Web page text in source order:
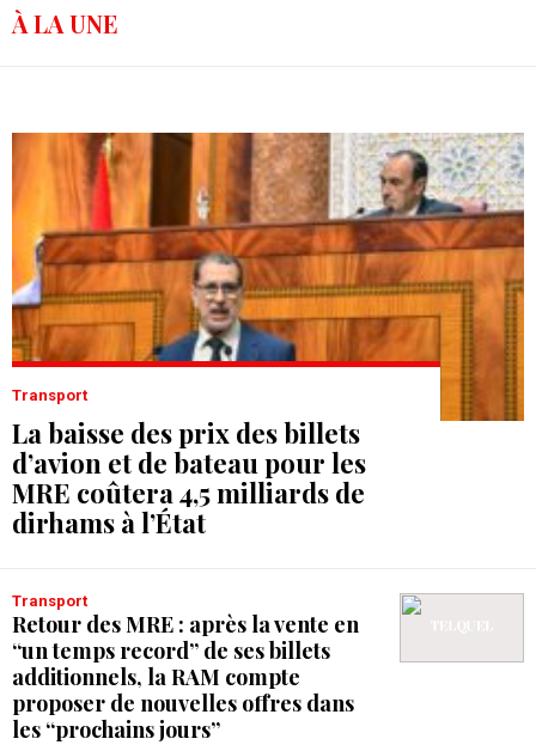
À LA UNE
Transport
La baisse des prix des billets
d’avion et de bateau pour les
MRE coûtera 4,5 milliards de
dirhams à l’État
Transport
Retour des MRE : après la vente en
“un temps record” de ses billets
additionnels, la RAM compte
proposer de nouvelles offres dans
les “prochains jours”